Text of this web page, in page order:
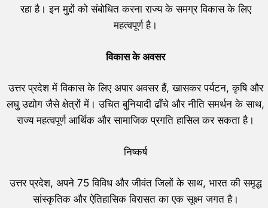
रहा है। इन मुद्दों को संबोधित करना राज्य के समग्र विकास के लिए
महत्वपूर्ण है।
विकास के अवसर
उत्तर प्रदेश में विकास के लिए अपार अवसर हैं, खासकर पर्यटन, कृषि और
लघु उद्योग जैसे क्षेत्रों में। उचित बुनियादी ढाँचे और नीति समर्थन के साथ,
राज्य महत्वपूर्ण आर्थिक और सामाजिक प्रगति हासिल कर सकता है।
निष्कर्ष
उत्तर प्रदेश, अपने 75 विविध और जीवंत जिलों के साथ, भारत की समृद्ध
सांस्कृतिक और ऐतिहासिक विरासत का एक सूक्ष्म जगत है।